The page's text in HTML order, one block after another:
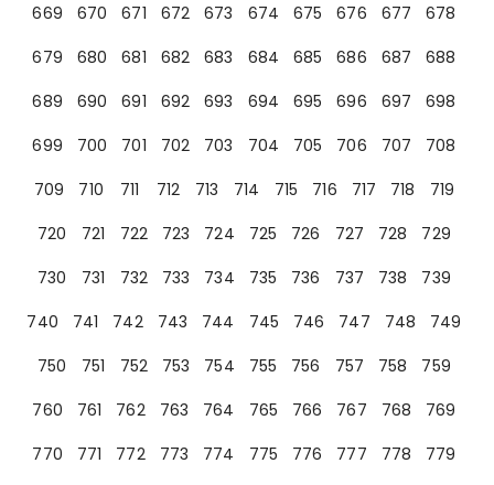
669
670 671 672 673 674 675 676 677
678
679
680 681 682 683 684 685 686 687
688
689
690 691 692 693 694 695 696 697
698
699
700 701 702 703 704 705 706 707
708
709
710 711 712 713 714 715 716 717 718
719
720
721 722 723 724 725 726 727 728
729
730
731 732 733 734 735 736 737 738
739
740
741 742 743 744 745 746 747 748
749
750
751 752 753 754 755 756 757 758
759
760
761 762 763 764 765 766 767 768
769
770
771 772 773 774 775 776 777 778
779